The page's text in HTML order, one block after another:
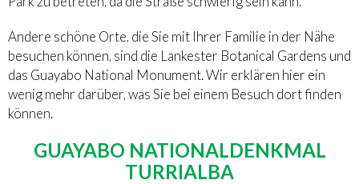
Andere schöne Orte, die Sie mit Ihrer Familie in der Nähe
besuchen können, sind die Lankester Botanical Gardens und
das Guayabo National Monument. Wir erklären hier ein
wenig mehr darüber, was Sie bei einem Besuch dort finden
können.
GUAYABO NATIONALDENKMAL
TURRIALBA